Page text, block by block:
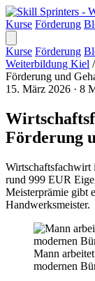
Kurse Förderung
Kurse Förderung
Weiterbildung Kiel /
Förderung und
15. März 2026 · 8
Förderung
rund 999 EUR
Meisterprämie gibt
Handwerksmeister.
Mann
modernen